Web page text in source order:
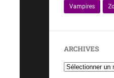
Vampires
ARCHIVES